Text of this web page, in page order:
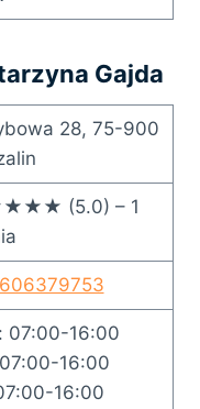
Gajda
28, 75-900
(5.0) – 1
07:00-16:00
16:00
16:00